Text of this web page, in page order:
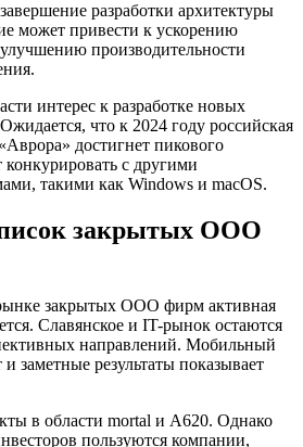
разработки архитектуры
может привести к ускорению
производительности
интерес к разработке новых
что к 2024 году российская
достигнет пикового
с другими
такими как Windows и macOS.
закрытых ООО
закрытых ООО фирм активная
Славянское и IT-рынок остаются
направлений. Мобильный
и заметные результаты показывает
в области mortal и A620. Однако
пользуются компании,